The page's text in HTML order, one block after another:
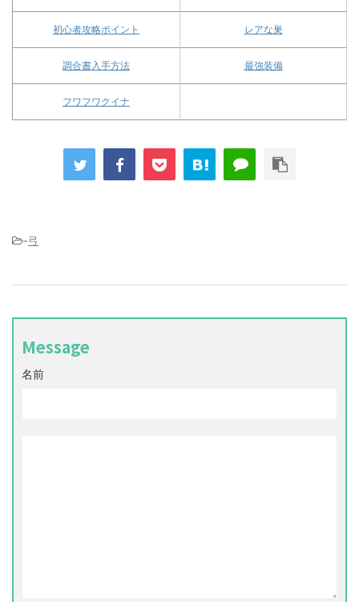
初心者攻略ポイント レアな巣
調合書入手方法 最強装備
フワフワクイナ
-弓
Message
名前